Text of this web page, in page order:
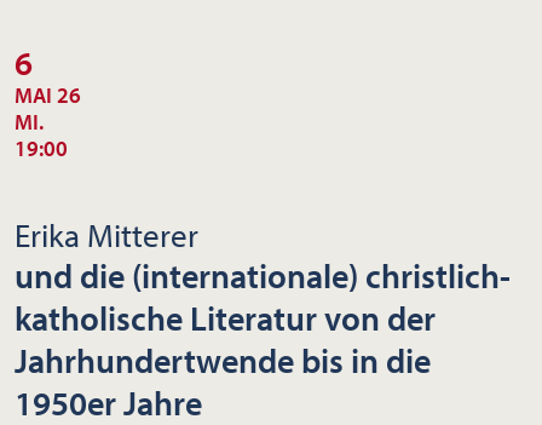
6
MAI 26
MI.
19:00
Erika Mitterer
und die (internationale) christlich-
katholische Literatur von der
Jahrhundertwende bis in die
1950er Jahre